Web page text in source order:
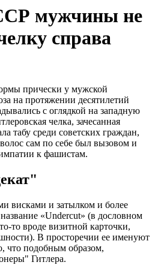
мужчины не
справа
прически у мужской
на протяжении десятилетий
с оглядкой на западную
челка, зачесанная
табу среди советских граждан,
сам по себе был вызовом и
к фашистам.
висками и затылком и более
«Undercut» (в дословном
то вроде визитной карточки,
В просторечии ее именуют
что подобным образом,
Гитлера.